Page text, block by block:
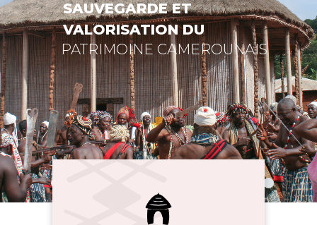
SAUVEGARDE
ET
VALORISATION
DU